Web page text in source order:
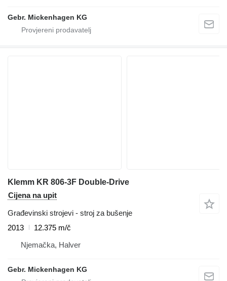
Gebr. Mickenhagen KG
Klemm KR 806-3F Double-Drive
Cijena na upit
Građevinski strojevi - stroj za bušenje
2013
12.375 m/č
Njemačka, Halver
Gebr. Mickenhagen KG